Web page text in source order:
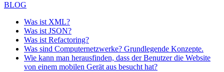
BLOG
Was ist XML?
Was ist JSON?
Was ist Refactoring?
Was sind Computernetzwerke? Grundlegende Konzepte.
Wie kann man herausfinden, dass der Benutzer die Website
von einem mobilen Gerät aus besucht hat?